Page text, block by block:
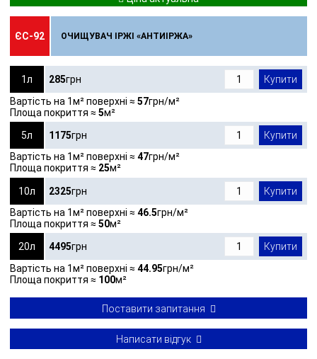
ЄС-92 ОЧИЩУВАЧ ІРЖІ «АНТИІРЖА»
1л 285грн
Купити
Вартість на 1м² поверхні ≈ 57грн/м²
Площа покриття ≈ 5м²
5л 1175грн
Купити
Вартість на 1м² поверхні ≈ 47грн/м²
Площа покриття ≈ 25м²
10л 2325грн
Купити
Вартість на 1м² поверхні ≈ 46.5грн/м²
Площа покриття ≈ 50м²
20л 4495грн
Купити
Вартість на 1м² поверхні ≈ 44.95грн/м²
Площа покриття ≈ 100м²
Поставити запитання
Написати відгук